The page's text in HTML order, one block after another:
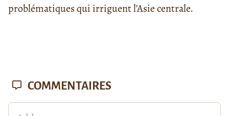
problématiques qui irriguent l’Asie centrale.
COMMENTAIRES